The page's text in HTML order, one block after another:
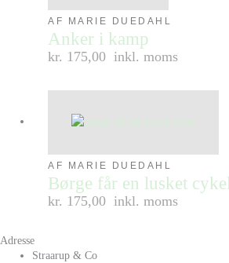
AF MARIE DUEDAHL
Anker i kamp
kr. 175,00 inkl. moms
AF MARIE DUEDAHL
Børge får en lusket
kr. 175,00 inkl. moms
Adresse
Straarup & Co